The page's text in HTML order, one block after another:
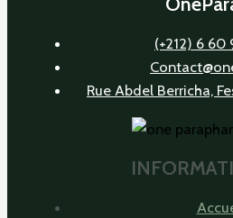
(+212) 6 60
Rue Abdel Berricha,